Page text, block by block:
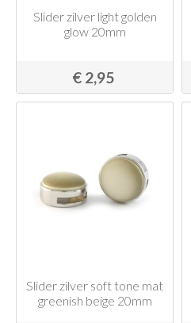
Slider zilver light golden
glow 20mm
€ 2,95
Slider zilver soft tone mat
greenish beige 20mm